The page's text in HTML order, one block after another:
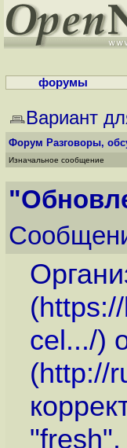
форумы
Вариант
Форум Разговоры,
Изначальное сообщение
(
cel.../)
(http://